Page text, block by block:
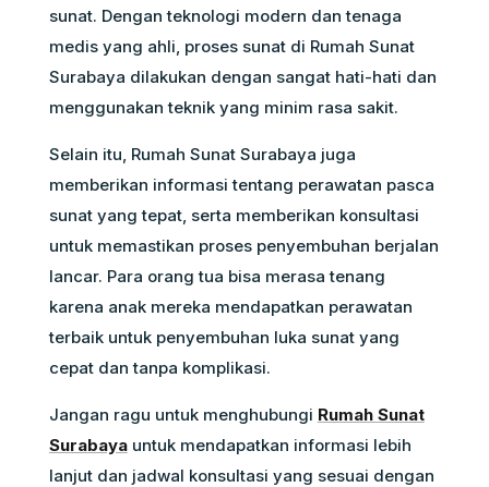
sunat. Dengan teknologi modern dan tenaga
medis yang ahli, proses sunat di Rumah Sunat
Surabaya dilakukan dengan sangat hati-hati dan
menggunakan teknik yang minim rasa sakit.
Selain itu, Rumah Sunat Surabaya juga
memberikan informasi tentang perawatan pasca
sunat yang tepat, serta memberikan konsultasi
untuk memastikan proses penyembuhan berjalan
lancar. Para orang tua bisa merasa tenang
karena anak mereka mendapatkan perawatan
terbaik untuk penyembuhan luka sunat yang
cepat dan tanpa komplikasi.
Jangan ragu untuk menghubungi Rumah Sunat
Surabayauntuk mendapatkan informasi lebih
lanjut dan jadwal konsultasi yang sesuai dengan